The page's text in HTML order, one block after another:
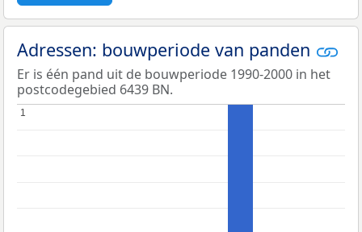
Adressen: bouwperiode van panden
Er is één pand uit de bouwperiode 1990-2000 in het
postcodegebied 6439 BN.
1
1